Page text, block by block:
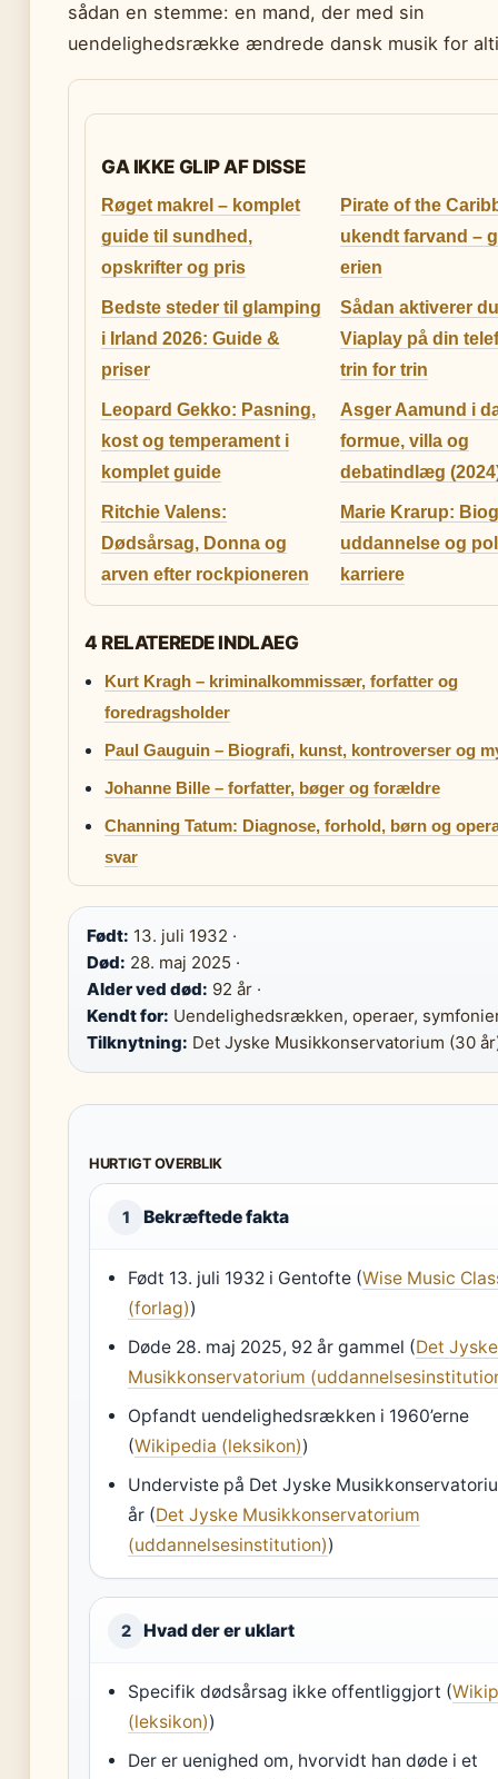
sådan en stemme: en mand, der med sin
uendelighedsrække ændrede dansk musik for
GA IKKE GLIP AF DISSE
Røget makrel – komplet
guide til sundhed,
opskrifter og pris
Pirate of the
ukendt farvand –
erien
Bedste steder til glamping
i Irland 2026: Guide &
priser
Sådan aktiverer du
Viaplay på din
trin for trin
Leopard Gekko: Pasning,
kost og temperament i
komplet guide
Asger Aamund i
formue, villa og
debatindlæg
Ritchie Valens:
Dødsårsag, Donna og
arven efter rockpioneren
Marie Krarup:
uddannelse og
karriere
4 RELATEREDE INDLAEG
Kurt Kragh – kriminalkommissær, forfatter og
foredragsholder
Paul Gauguin – Biografi, kunst, kontroverser og
Johanne Bille – forfatter, bøger og forældre
Channing Tatum: Diagnose, forhold, børn og
svar
Født: 13. juli 1932 ·
Død: 28. maj 2025 ·
Alder ved død: 92 år ·
Kendt for: Uendelighedsrækken, operaer,
Tilknytning: Det Jyske Musikkonservatorium (30
HURTIGT OVERBLIK
1 Bekræftede fakta
Født 13. juli 1932 i Gentofte (Wise Music
(forlag))
Døde 28. maj 2025, 92 år gammel (Det Jyske
Musikkonservatorium
Opfandt uendelighedsrækken i 1960’erne
(Wikipedia (leksikon))
Underviste på Det Jyske
år (Det Jyske Musikkonservatorium
(uddannelsesinstitution))
2 Hvad der er uklart
Specifik dødsårsag ikke offentliggjort (
(leksikon))
Der er uenighed om, hvorvidt han døde i et